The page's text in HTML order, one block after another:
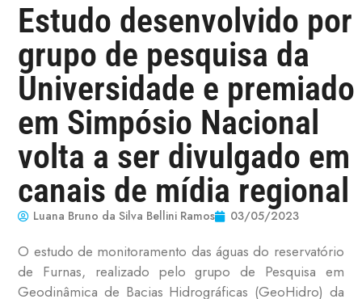
Estudo desenvolvido por
grupo de pesquisa da
Universidade e premiado
em Simpósio Nacional
volta a ser divulgado em
canais de mídia regional
Luana Bruno da Silva Bellini Ramos 03/05/2023
O estudo de monitoramento das águas do reservatório
de Furnas, realizado pelo grupo de Pesquisa em
Geodinâmica de Bacias Hidrográficas (GeoHidro) da